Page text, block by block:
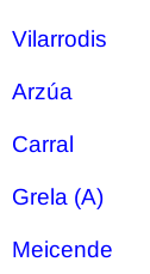
Vilarrodis
Arzúa
Carral
Grela (A)
Meicende